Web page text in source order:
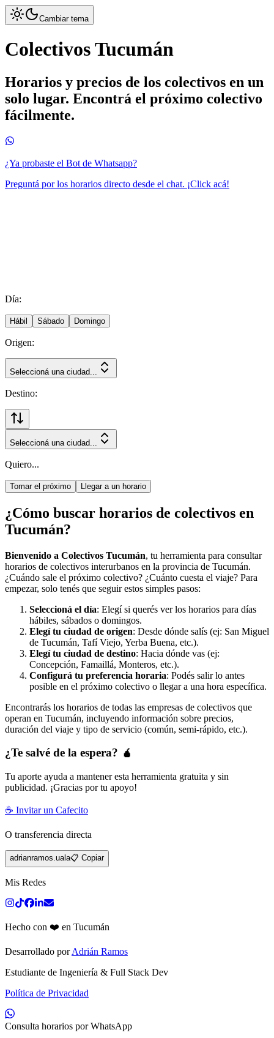
Cambiar tema
Colectivos Tucumán
Horarios y precios de los colectivos en un
solo lugar. Encontrá el próximo colectivo
fácilmente.
¿Ya probaste el Bot de Whatsapp?
Preguntá por los horarios directo desde el chat. ¡Click acá!
Día:
Hábil Sábado Domingo
Origen:
Seleccioná una ciudad...
Destino:
Seleccioná una ciudad...
Quiero...
Tomar el próximo Llegar a un horario
¿Cómo buscar horarios de colectivos en
Tucumán?
Bienvenido a Colectivos Tucumán, tu herramienta para consultar
horarios de colectivos interurbanos en la provincia de Tucumán.
¿Cuándo sale el próximo colectivo? ¿Cuánto cuesta el viaje? Para
empezar, solo tenés que seguir estos simples pasos:
Seleccioná el día: Elegí si querés ver los horarios para días
hábiles, sábados o domingos.
Elegí tu ciudad de origen: Desde dónde salís (ej: San Miguel
de Tucumán, Tafí Viejo, Yerba Buena, etc.).
Elegí tu ciudad de destino: Hacia dónde vas (ej:
Concepción, Famaillá, Monteros, etc.).
Configurá tu preferencia horaria: Podés salir lo antes
posible en el próximo colectivo o llegar a una hora específica.
Encontrarás los horarios de todas las empresas de colectivos que
operan en Tucumán, incluyendo información sobre precios,
duración del viaje y tipo de servicio (común, semi-rápido, etc.).
¿Te salvé de la espera? 🧉
Tu aporte ayuda a mantener esta herramienta gratuita y sin
publicidad. ¡Gracias por tu apoyo!
☕ Invitar un Cafecito
O transferencia directa
adrianramos.uala📋 Copiar
Mis Redes
Hecho con ❤️ en Tucumán
Desarrollado porAdrián Ramos
Estudiante de Ingeniería & Full Stack Dev
Política de Privacidad
Consulta horarios por WhatsApp